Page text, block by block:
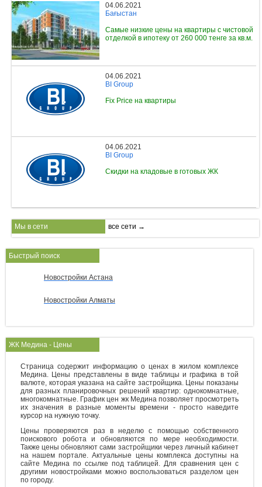
04.06.2021
Бағыстан
Самые низкие цены на квартиры с чистовой
отделкой в ипотеку от 260 000 тенге за кв.м.
04.06.2021
BI Group
Fix Price на квартиры
04.06.2021
BI Group
Скидки на кладовые в готовых ЖК
Мы в сети все сети →
Быстрый поиск
Новостройки Астана
Новостройки Алматы
ЖК Медина - Цены
Страница содержит информацию о ценах в жилом комплексе
Медина. Цены представлены в виде таблицы и графика в той
валюте, которая указана на сайте застройщика. Цены показаны
для разных планировочных решений квартир: однокомнатные,
многокомнатные. График цен жк Медина позволяет просмотреть
их значения в разные моменты времени - просто наведите
курсор на нужную точку.
Цены проверяются раз в неделю с помощью собственного
поискового робота и обновляются по мере необходимости.
Также цены обновляют сами застройщики через личный кабинет
на нашем портале. Актуальные цены комплекса доступны на
сайте Медина по ссылке под таблицей. Для сравнения цен с
другими новостройками можно воспользоваться разделом цен
по городу.